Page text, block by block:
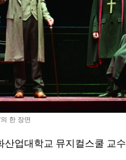
한 장면
산업대학교 뮤지컬스쿨 교수